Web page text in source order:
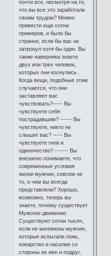
почти все, несмотря на то,
что вы все это заработали
своим трудом? Можно
привести еще сотни
примеров, и было бы
странно, если бы вас не
затронул хотя бы один. Вы
также наверняка знаете
двух или трех человек,
которых они коснулись .
Когда вещи, подобные этим
случаются, что они
заставляют вас
чувствовать?----- Вы
чувствуете себя
пострадавшим? ------ Вы
чувствуете, никто не
слышит вас? ----- Вы
чувствуете гнев и
одиночество? ------- Вы
внезапно понимаете, что
современные условия
жизни мужчин, совсем не
то, о чем вы всегда
представляли? Хорошо,
возможно, теперь вы
знаете, почему существует
Мужское движение.
Существуют сотни тысяч,
если не миллионы мужчин,
которые испытали ложь,
коварство и насилие со
стороны их жен и подруг,